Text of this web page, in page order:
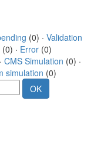
(0) · Validation
(0) · Error (0)
CMS Simulation (0) ·
simulation (0)